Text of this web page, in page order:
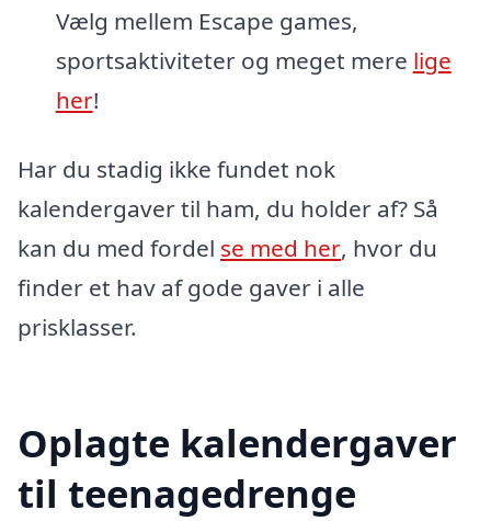
Vælg mellem Escape games,
sportsaktiviteter og meget mere lige
her!
Har du stadig ikke fundet nok
kalendergaver til ham, du holder af? Så
kan du med fordel se med her, hvor du
finder et hav af gode gaver i alle
prisklasser.
Oplagte kalendergaver
til teenagedrenge